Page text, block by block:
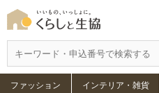
ファッション インテリア・雑貨